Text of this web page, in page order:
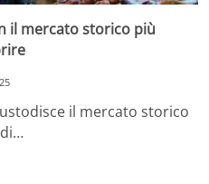
il mercato storico più
il mercato storico